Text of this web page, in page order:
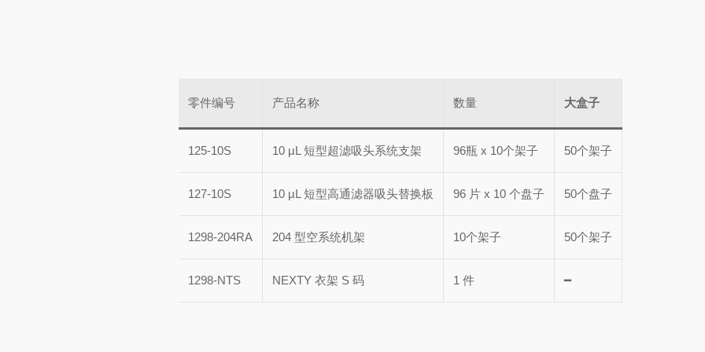
零件编号 产品名称 数量 大盒子
125-10S 10 µL 短型超滤吸头系统支架 96瓶 x 10个架子 50个架子
127-10S 10 µL 短型高通滤器吸头替换板 96 片 x 10 个盘子 50个盘子
1298-204RA 204 型空系统机架 10个架子 50个架子
1298-NTS NEXTY 衣架 S 码 1 件 ━